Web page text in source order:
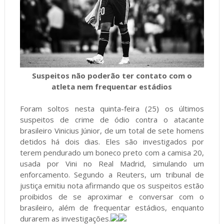
Suspeitos não poderão ter contato com o
atleta nem frequentar estádios
Foram soltos nesta quinta-feira (25) os últimos
suspeitos de crime de ódio contra o atacante
brasileiro Vinicius Júnior, de um total de sete homens
detidos há dois dias. Eles são investigados por
terem pendurado um boneco preto com a camisa 20,
usada por Vini no Real Madrid, simulando um
enforcamento. Segundo a Reuters, um tribunal de
justiça emitiu nota afirmando que os suspeitos estão
proibidos de se aproximar e conversar com o
brasileiro, além de frequentar estádios, enquanto
durarem as investigações.